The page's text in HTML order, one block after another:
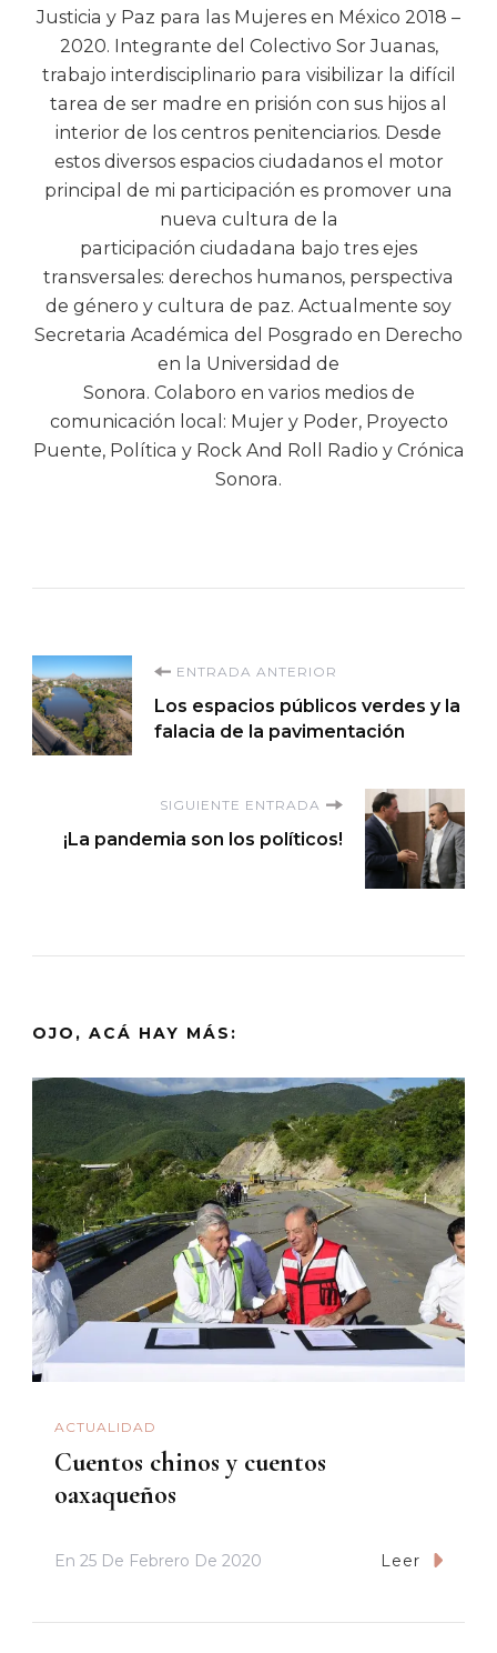
Justicia y Paz para las Mujeres en México 2018 –
2020. Integrante del Colectivo Sor Juanas,
trabajo interdisciplinario para visibilizar la difícil
tarea de ser madre en prisión con sus hijos al
interior de los centros penitenciarios. Desde
estos diversos espacios ciudadanos el motor
principal de mi participación es promover una
nueva cultura de la
participación ciudadana bajo tres ejes
transversales: derechos humanos, perspectiva
de género y cultura de paz. Actualmente soy
Secretaria Académica del Posgrado en Derecho
en la Universidad de
Sonora. Colaboro en varios medios de
comunicación local: Mujer y Poder, Proyecto
Puente, Política y Rock And Roll Radio y Crónica
Sonora.
Navegación
de
entradas
ENTRADA ANTERIOR
Los espacios públicos verdes y la
falacia de la pavimentación
SIGUIENTE ENTRADA
¡La pandemia son los políticos!
OJO, ACÁ HAY MÁS:
ACTUALIDAD
Cuentos chinos y cuentos
oaxaqueños
En 25 De Febrero De 2020 Leer